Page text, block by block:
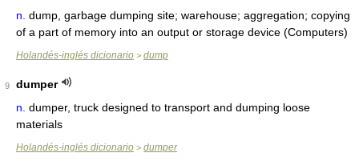
n. dump, garbage dumping site; warehouse; aggregation; copying
of a part of memory into an output or storage device (Computers)
Holandés-inglés dicionario > dump
9
dumper
n. dumper, truck designed to transport and dumping loose
materials
Holandés-inglés dicionario > dumper